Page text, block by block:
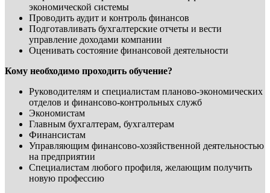
экономической системы
Проводить аудит и контроль финансов
Подготавливать бухгалтерские отчеты и вести
управление доходами компании
Оценивать состояние финансовой деятельности
Кому необходимо проходить обучение?
Руководителям и специалистам планово-экономических
отделов и финансово-контрольных служб
Экономистам
Главным бухгалтерам, бухгалтерам
Финансистам
Управляющим финансово-хозяйственной деятельностью
на предприятии
Специалистам любого профиля, желающим получить
новую профессию